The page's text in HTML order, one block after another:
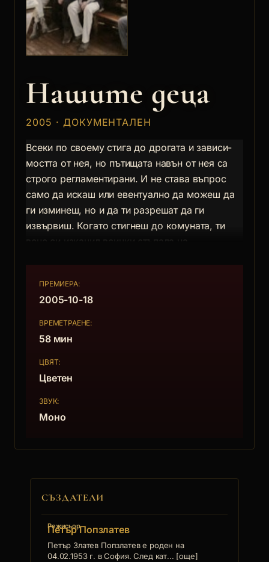
Нашите деца
2005 · ДОКУМЕНТАЛЕН
Всеки по своему стига до дрогата и зависи-
мостта от нея, но пътищата навън от нея са
строго регламентирани. И не става въпрос
само да искаш или евентуално да можеш да
ги изминеш, но и да ти разрешат да ги
извървиш. Когато стигнеш до комуната, ти
вече си изкачил всички стъпала на
дозите, без които си жив труп.
ПРЕМИЕРА:
2005-10-18
ВРЕМЕТРАЕНЕ:
58 мин
ЦВЯТ:
Цветен
ЗВУК:
Моно
СЪЗДАТЕЛИ
Режисьор
Петър Попзлатев
Петър Златев Попзлатев е роден на
04.02.1953 г. в София. След кат... [още]